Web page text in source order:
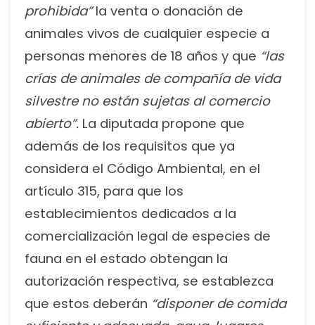
prohibida”la venta o donación de
animales vivos de cualquier especie a
personas menores de 18 años y que “las
crías de animales de compañía de vida
silvestre no están sujetas al comercio
abierto”. La diputada propone que
además de los requisitos que ya
considera el Código Ambiental, en el
artículo 315, para que los
establecimientos dedicados a la
comercialización legal de especies de
fauna en el estado obtengan la
autorización respectiva, se establezca
que estos deberán “disponer de comida